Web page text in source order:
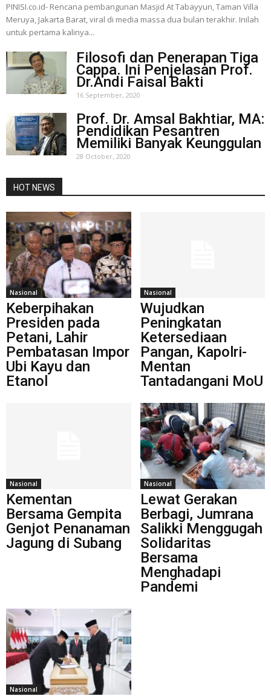
PINISI.co.id- Rencana pembangunan Masjid At Tabayyun, Taman Villa
Meruya, Jakarta Barat, viral di media massa dua bulan terakhir. Inilah
untuk pertama kalinya...
Filosofi dan Penerapan Tiga
Cappa. Ini Penjelasan Prof.
Dr.Andi Faisal Bakti
16 September, 2020
Prof. Dr. Amsal Bakhtiar, MA:
Pendidikan Pesantren
Memiliki Banyak Keunggulan
28 October, 2020
HOT NEWS
Nasional
Keberpihakan
Presiden pada
Petani, Lahir
Pembatasan Impor
Ubi Kayu dan
Etanol
Nasional
Wujudkan
Peningkatan
Ketersediaan
Pangan, Kapolri-
Mentan
Tantadangani MoU
Nasional
Kementan
Bersama Gempita
Genjot Penanaman
Jagung di Subang
Nasional
Lewat Gerakan
Berbagi, Jumrana
Salikki Menggugah
Solidaritas
Bersama
Menghadapi
Pandemi
Nasional